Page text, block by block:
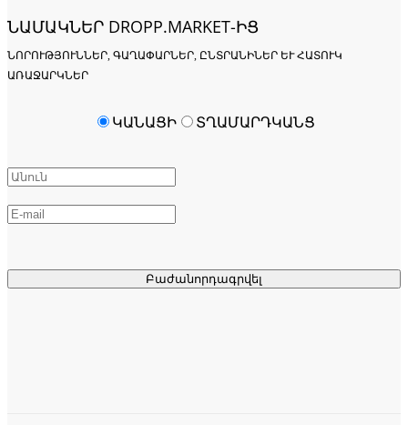
ՆԱՄԱԿՆԵՐ DROPP.MARKET-ԻՑ
ՆՈՐՈՒԹՅՈՒՆՆԵՐ, ԳԱՂԱՓԱՐՆԵՐ, ԸՆՏՐԱՆԻՆԵՐ ԵՒ ՀԱՏՈՒԿ Ա
ՌԱՋԱՐԿՆԵՐ
Բաժանորդագրվել
ԿԱՆԱՑԻ ՏՂԱՄԱՐԴԿԱՆՑ